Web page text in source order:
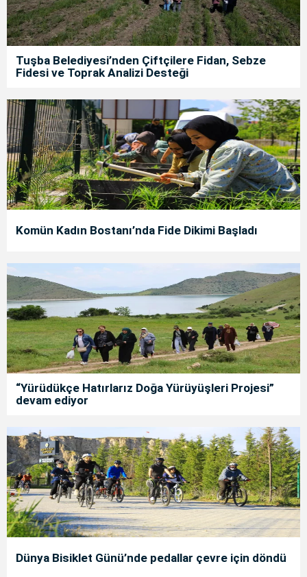
Tuşba Belediyesi’nden Çiftçilere Fidan, Sebze
Fidesi ve Toprak Analizi Desteği
Komün Kadın Bostanı’nda Fide Dikimi Başladı
“Yürüdükçe Hatırlarız Doğa Yürüyüşleri Projesi”
devam ediyor
Dünya Bisiklet Günü’nde pedallar çevre için döndü